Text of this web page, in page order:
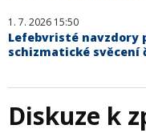
1. 7. 2026 15:50
Lefebvristé navzdory
schizmatické svěcení
Diskuze k